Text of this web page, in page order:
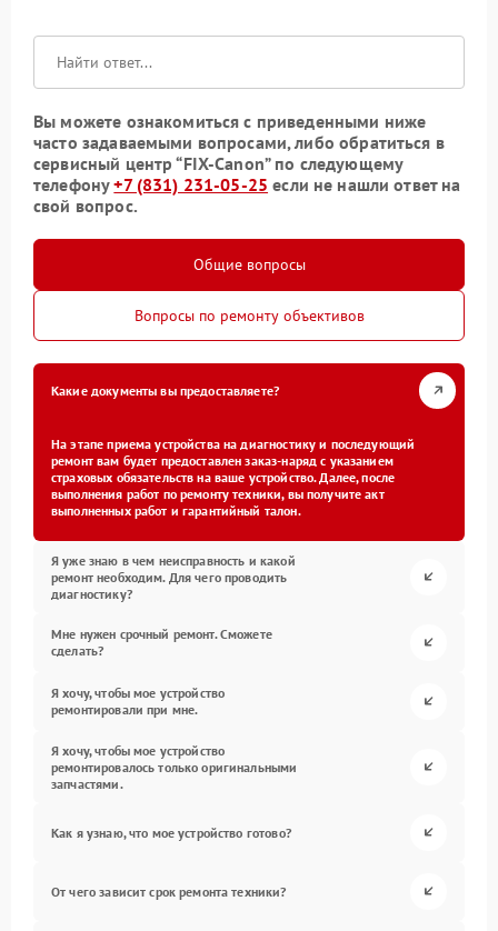
Вы можете ознакомиться с приведенными ниже
часто задаваемыми вопросами, либо обратиться в
сервисный центр “FIX-Canon” по следующему
телефону+7 (831) 231-05-25 если не нашли ответ на
свой вопрос.
Общие вопросы
Вопросы по ремонту объективов
Какие документы вы предоставляете?
На этапе приема устройства на диагностику и последующий
ремонт вам будет предоставлен заказ-наряд с указанием
страховых обязательств на ваше устройство. Далее, после
выполнения работ по ремонту техники, вы получите акт
выполненных работ и гарантийный талон.
Я уже знаю в чем неисправность и какой
ремонт необходим. Для чего проводить
диагностику?
Мне нужен срочный ремонт. Сможете
сделать?
Я хочу, чтобы мое устройство
ремонтировали при мне.
Я хочу, чтобы мое устройство
ремонтировалось только оригинальными
запчастями.
Как я узнаю, что мое устройство готово?
От чего зависит срок ремонта техники?